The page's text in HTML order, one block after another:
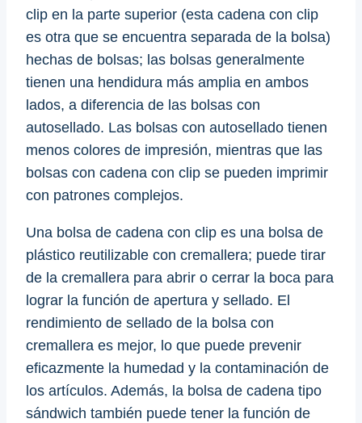
clip en la parte superior (esta cadena con clip
es otra que se encuentra separada de la bolsa)
hechas de bolsas; las bolsas generalmente
tienen una hendidura más amplia en ambos
lados, a diferencia de las bolsas con
autosellado. Las bolsas con autosellado tienen
menos colores de impresión, mientras que las
bolsas con cadena con clip se pueden imprimir
con patrones complejos.
Una bolsa de cadena con clip es una bolsa de
plástico reutilizable con cremallera; puede tirar
de la cremallera para abrir o cerrar la boca para
lograr la función de apertura y sellado. El
rendimiento de sellado de la bolsa con
cremallera es mejor, lo que puede prevenir
eficazmente la humedad y la contaminación de
los artículos. Además, la bolsa de cadena tipo
sándwich también puede tener la función de